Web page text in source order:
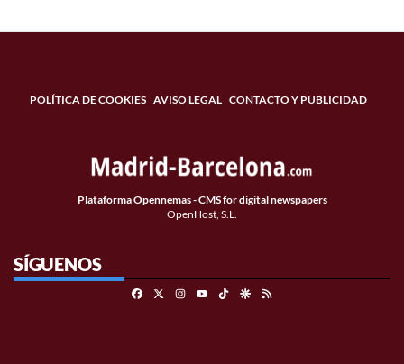
POLÍTICA DE COOKIES AVISO LEGAL CONTACTO Y PUBLICIDAD
Plataforma Opennemas - CMS for digital newspapers
OpenHost, S.L.
SÍGUENOS
FacebookInstagramTikTokGoogle Discover